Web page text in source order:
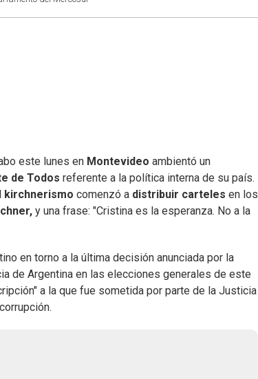
este lunes en Montevideo ambientó un
de Todos referente a la política interna de su país.
kirchnerismo comenzó a distribuir carteles en los
y una frase: "Cristina es la esperanza. No a la
en torno a la última decisión anunciada por la
de Argentina en las elecciones generales de este
a la que fue sometida por parte de la Justicia